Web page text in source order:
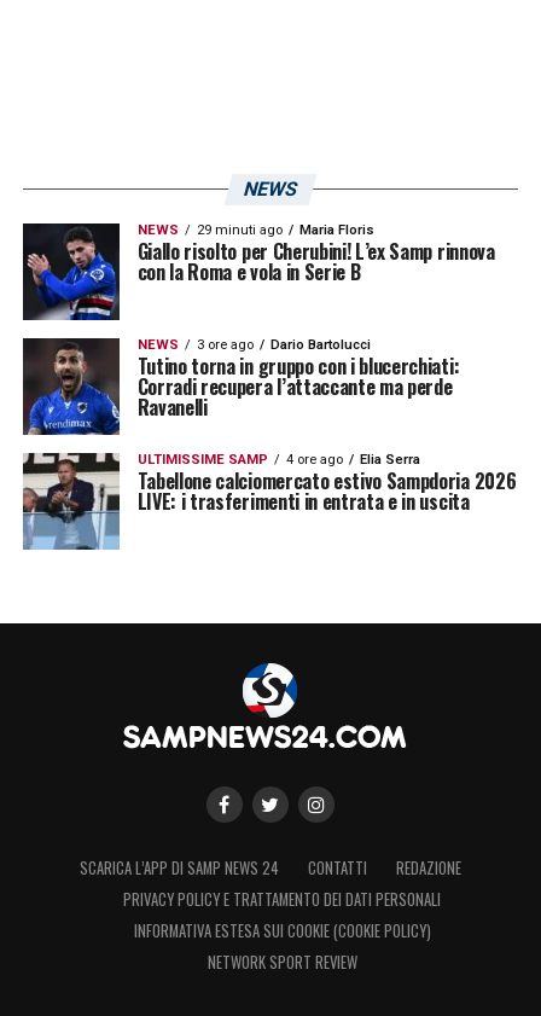
NEWS
NEWS 29 minuti ago Maria Floris
Giallo risolto per Cherubini! L’ex Samp rinnova
con la Roma e vola in Serie B
NEWS 3 ore ago Dario Bartolucci
Tutino torna in gruppo con i blucerchiati:
Corradi recupera l’attaccante ma perde
Ravanelli
ULTIMISSIME SAMP 4 ore ago Elia Serra
Tabellone calciomercato estivo Sampdoria 2026
LIVE: i trasferimenti in entrata e in uscita
SCARICA L’APP DI SAMP NEWS 24 CONTATTI
REDAZIONE
PRIVACY POLICY E TRATTAMENTO DEI DATI PERSONALI
INFORMATIVA ESTESA SUI COOKIE (COOKIE POLICY)
NETWORK SPORT REVIEW